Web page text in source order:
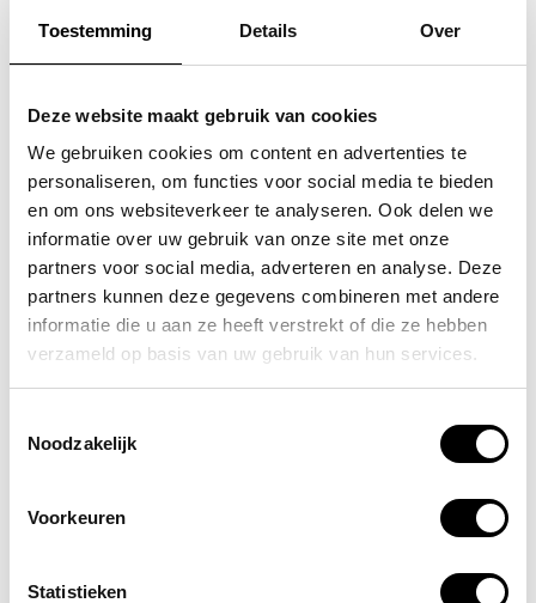
Toestemming Details Over
Deze website maakt gebruik van cookies
We gebruiken cookies om content en advertenties te
personaliseren, om functies voor social media te bieden
en om ons websiteverkeer te analyseren. Ook delen we
informatie over uw gebruik van onze site met onze
partners voor social media, adverteren en analyse. Deze
partners kunnen deze gegevens combineren met andere
informatie die u aan ze heeft verstrekt of die ze hebben
verzameld op basis van uw gebruik van hun services.
Noodzakelijk
Voorkeuren
Statistieken
grote schoudertas /
handtas dames birina
49,95
koffer / trolley /
reiskoffer 75 cm (large)
s'cure
VAN 249,00VOOR 159,00
POPULAIRE EN BEST VERKOCHT